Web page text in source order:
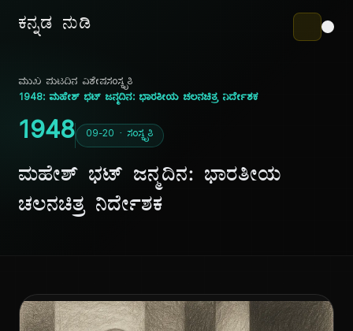
ಕನ್ನಡ ನುಡಿ
ಮುಖ ಪುಟದಿನ ವಿಶೇಷಸಂಸ್ಕೃತಿ
1948: ಮಹೇಶ್ ಭಟ್ ಜನ್ಮದಿನ: ಭಾರತೀಯ ಚಲನಚಿತ್ರ ನಿರ್ದೇಶಕ
1948 09-20 · ಸಂಸ್ಕೃತಿ
ಮಹೇಶ್ ಭಟ್ ಜನ್ಮದಿನ: ಭಾರತೀಯ
ಚಲನಚಿತ್ರ ನಿರ್ದೇಶಕ